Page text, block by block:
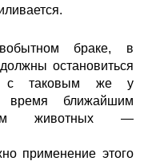
браке, в
остановиться
с таковым же у
время ближайшим
животных —
применение этого